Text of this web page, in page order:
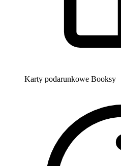
Karty podarunkowe Booksy